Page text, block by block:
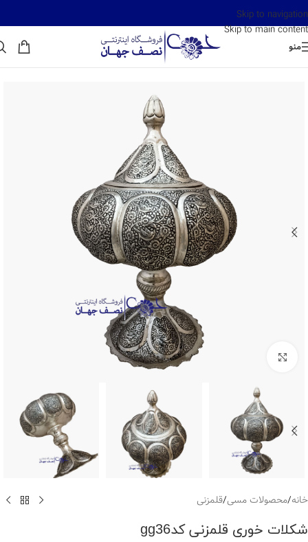
Skip to navigation
Skip to main content
منو
خانه/محصولات مسی/قلمزنی
شکلات خوری قلمزنی کدgg36